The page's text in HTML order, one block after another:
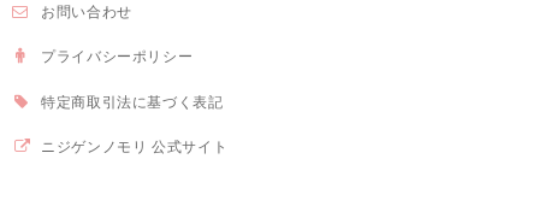
お問い合わせ
プライバシーポリシー
特定商取引法に基づく表記
ニジゲンノモリ 公式サイト